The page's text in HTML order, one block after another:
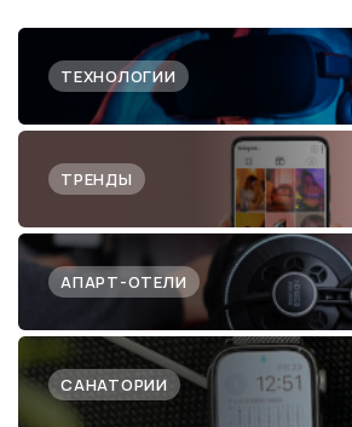
ТЕХНОЛОГИИ
ТРЕНДЫ
АПАРТ-ОТЕЛИ
САНАТОРИИ